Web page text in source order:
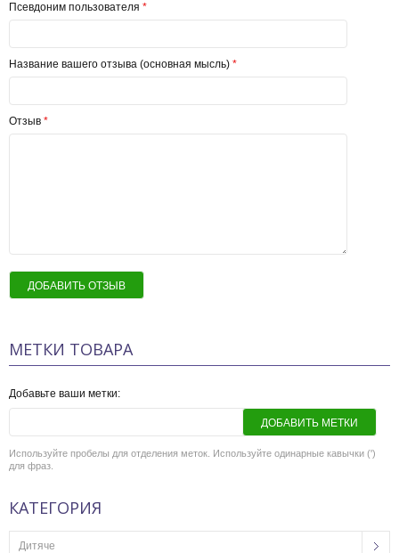
*
Псевдоним пользователя
*
Название вашего отзыва (основная мысль)
*
Отзыв
ДОБАВИТЬ ОТЗЫВ
МЕТКИ ТОВАРА
Добавьте ваши метки:
ДОБАВИТЬ МЕТКИ
Используйте пробелы для отделения меток. Используйте одинарные кавычки (')
для фраз.
КАТЕГОРИЯ
Дитяче